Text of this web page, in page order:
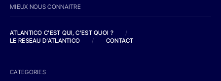
MIEUX NOUS CONNAITRE
ATLANTICO C'EST QUI, C'EST QUOI ?
/
LE RESEAU D'ATLANTICO
/ CONTACT
CATEGORIES